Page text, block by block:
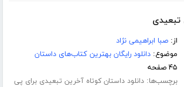
تبعیدی
از:صبا ابراهیمی نژاد
موضوع:دانلود رایگان بهترین کتاب‌های داستان
۴۵ صفحه
برچسب‌ها:دانلود داستان کوتاه آخرین تبعیدی برای پی